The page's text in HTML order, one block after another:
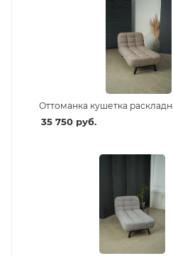
Оттоманка кушетка
35 750руб.